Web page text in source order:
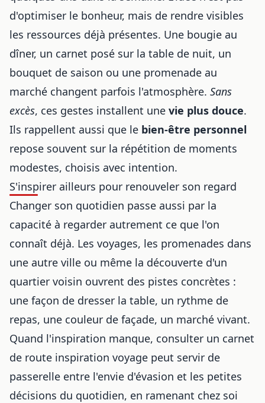
d'optimiser le bonheur, mais de rendre visibles
les ressources déjà présentes. Une bougie au
dîner, un carnet posé sur la table de nuit, un
bouquet de saison ou une promenade au
marché changent parfois l'atmosphère. Sans
excès, ces gestes installent une vie plus douce.
Ils rappellent aussi que le bien-être personnel
repose souvent sur la répétition de moments
modestes, choisis avec intention.
S'inspirer ailleurs pour renouveler son regard
Changer son quotidien passe aussi par la
capacité à regarder autrement ce que l'on
connaît déjà. Les voyages, les promenades dans
une autre ville ou même la découverte d'un
quartier voisin ouvrent des pistes concrètes :
une façon de dresser la table, un rythme de
repas, une couleur de façade, un marché vivant.
Quand l'inspiration manque, consulter un carnet
de route inspiration voyage peut servir de
passerelle entre l'envie d'évasion et les petites
décisions du quotidien, en ramenant chez soi